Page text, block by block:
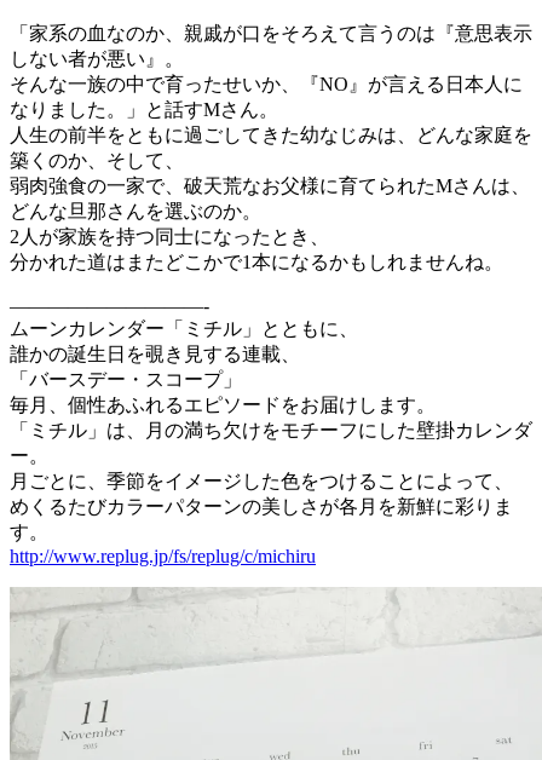
「家系の血なのか、親戚が口をそろえて言うのは『意思表示
しない者が悪い』。
そんな一族の中で育ったせいか、『NO』が言える日本人に
なりました。」と話すMさん。
人生の前半をともに過ごしてきた幼なじみは、どんな家庭を
築くのか、そして、
弱肉強食の一家で、破天荒なお父様に育てられたMさんは、
どんな旦那さんを選ぶのか。
2人が家族を持つ同士になったとき、
分かれた道はまたどこかで1本になるかもしれませんね。
——————————-
ムーンカレンダー「ミチル」とともに、
誰かの誕生日を覗き見する連載、
「バースデー・スコープ」
毎月、個性あふれるエピソードをお届けします。
「ミチル」は、月の満ち欠けをモチーフにした壁掛カレンダ
ー。
月ごとに、季節をイメージした色をつけることによって、
めくるたびカラーパターンの美しさが各月を新鮮に彩りま
す。
http://www.replug.jp/fs/replug/c/michiru